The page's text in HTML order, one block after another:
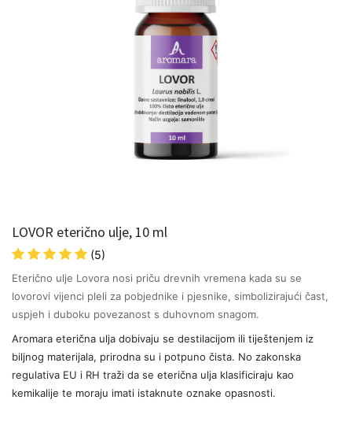
LOVOR eterično ulje, 10 ml
(5)
Eterično ulje Lovora nosi priču drevnih vremena kada su se
lovorovi vijenci pleli za pobjednike i pjesnike, simbolizirajući čast,
uspjeh i duboku povezanost s duhovnom snagom.
Aromara eterična ulja dobivaju se destilacijom ili tiještenjem iz
biljnog materijala, prirodna su i potpuno čista. No zakonska
regulativa EU i RH traži da se eterična ulja klasificiraju kao
kemikalije te moraju imati istaknute oznake opasnosti.